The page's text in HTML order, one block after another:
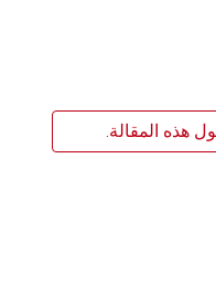
هذه المقالة.